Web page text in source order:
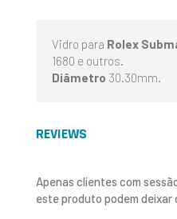
Vidro para Rolex
1680 e outros.
Diâmetro 30.30mm.
REVIEWS
Apenas clientes com
este produto podem deixar